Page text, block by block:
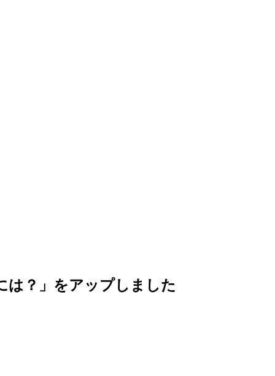
は？」をアップしました